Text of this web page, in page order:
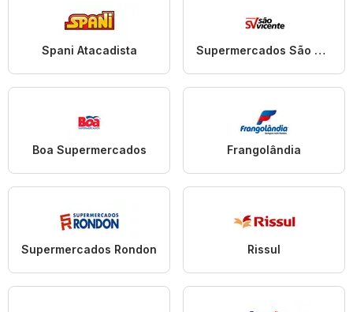
Spani Atacadista Supermercados São Vicente
Boa Supermercados Frangolândia
Supermercados Rondon Rissul